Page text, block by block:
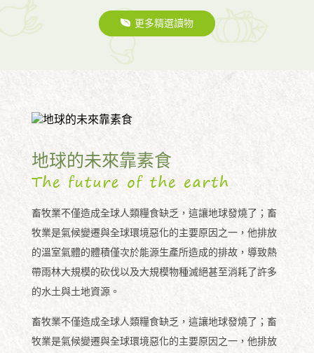
更多精選讀物
地球的未來靠素食
畜牧業不僅造成全球人類糧食缺乏，這讓地球發燒了；畜
牧業是氣候變遷與全球環境惡化的主要原因之一，他排放
的溫室氣體的體積僅次於能源生產所造成的排故，導致熱
帶雨林大規模的砍伐以及大規模物種滅絕甚至消耗了許多
的水土與土地資源。
畜牧業不僅造成全球人類糧食缺乏，這讓地球發燒了；畜
牧業是氣候變遷與全球環境惡化的主要原因之一，他排放